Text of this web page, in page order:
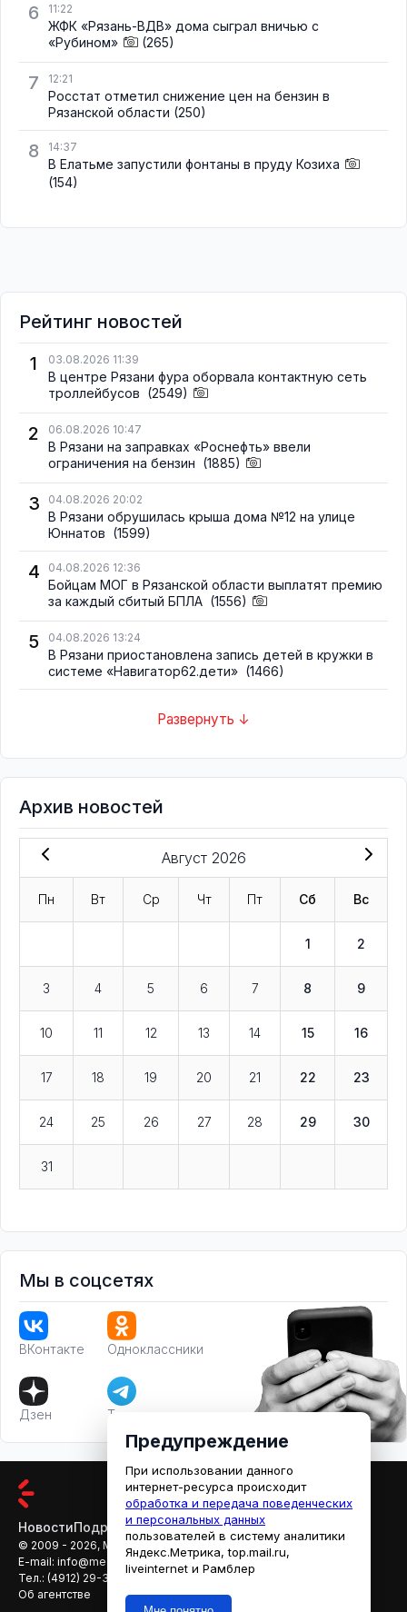
6 11:22
ЖФК «Рязань-ВДВ» дома сыграл вничью с
«Рубином»
(265)
7 12:21
Росстат отметил снижение цен на бензин в
Рязанской области (250)
8 14:37
В Елатьме запустили фонтаны в пруду Козиха
(154)
Рейтинг новостей
1
03.08.2026 11:39
В центре Рязани фура оборвала контактную сеть
троллейбусов (2549)
2 06.08.2026 10:47
В Рязани на заправках «Роснефть» ввели
ограничения на бензин (1885)
3 04.08.2026 20:02
В Рязани обрушилась крыша дома №12 на улице
Юннатов (1599)
4 04.08.2026 12:36
Бойцам МОГ в Рязанской области выплатят премию
за каждый сбитый БПЛА (1556)
5 04.08.2026 13:24
В Рязани приостановлена запись детей в кружки в
системе «Навигатор62.дети» (1466)
Развернуть ↓
Архив новостей
Август 2026
Пн Вт Ср Чт Пт Сб Вс
1 2
3 4 5 6 7 8 9
10 11 12 13 14 15 16
17 18 19 20 21 22 23
24 25 26 27 28 29 30
31
Мы в соцсетях
ВКонтакте Одноклассники
Дзен Телеграм
НовостиПодробностиАфишаКино
© 2009 - 2026, МЕДИАРЯЗАНЬ
E-mail: info@mediaryazan.ru
reklama@mediaryazan.ru
Тел.: (4912) 29-33-66
Об агентстве
Предупреждение
При использовании данного
интернет-ресурса происходит
обработка и передача поведенческих
и персональных данных
пользователей в систему аналитики
Яндекс.Метрика, top.mail.ru,
liveinternet и Рамблер